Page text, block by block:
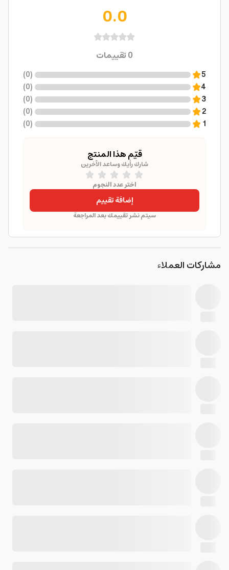
0.0
0تقييمات
5
(
0
)
4
(
0
)
3
(
0
)
2
(
0
)
1
(
0
)
قيّم هذا المنتج
شارك رأيك وساعد الآخرين
اختر عدد النجوم
إضافة تقييم
سيتم نشر تقييمك بعد المراجعة
مشاركات العملاء